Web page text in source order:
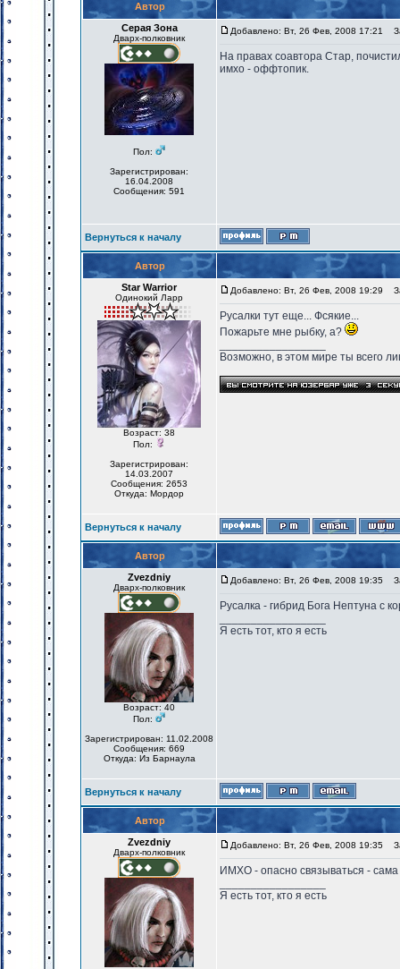
Автор
Серая Зона
Дварх-полковник
Пол:
Зарегистрирован:
16.04.2008
Сообщения: 591
Добавлено: Вт, 26 Фев, 2008 17:21
На правах соавтора Стар,
имхо - оффтопик.
Вернуться к началу
Автор
Star Warrior
Одинокий Ларр
Возраст: 38
Пол:
Зарегистрирован:
14.03.2007
Сообщения: 2653
Откуда: Мордор
Добавлено: Вт, 26 Фев, 2008 19:29
Русалки тут еще... Фсякие...
Пожарьте мне рыбку, а?
Возможно, в этом мире ты всего
Вернуться к началу
Автор
Zvezdniy
Дварх-полковник
Возраст: 40
Пол:
Зарегистрирован: 11.02.2008
Сообщения: 669
Откуда: Из Барнаула
Добавлено: Вт, 26 Фев, 2008 19:35
Русалка - гибрид Бога Нептуна с
Я есть тот, кто я есть
Вернуться к началу
Автор
Zvezdniy
Дварх-полковник
Добавлено: Вт, 26 Фев, 2008 19:35
ИМХО - опасно связываться - сама
Я есть тот, кто я есть